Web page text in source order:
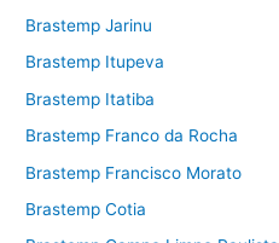
Brastemp Jarinu
Brastemp Itupeva
Brastemp Itatiba
Brastemp Franco da Rocha
Brastemp Francisco Morato
Brastemp Cotia